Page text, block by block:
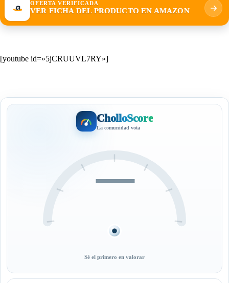
OFERTA VERIFICADA
VER FICHA DEL PRODUCTO EN AMAZON
[youtube id=»5jCRUUVL7RY»]
CholloScore
La comunidad vota
—
Sé el primero en valorar